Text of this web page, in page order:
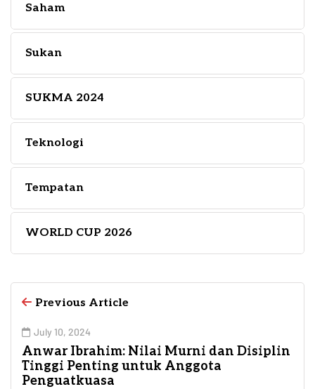
Saham
Sukan
SUKMA 2024
Teknologi
Tempatan
WORLD CUP 2026
Previous Article
July 10, 2024
Anwar Ibrahim: Nilai Murni dan Disiplin
Tinggi Penting untuk Anggota
Penguatkuasa